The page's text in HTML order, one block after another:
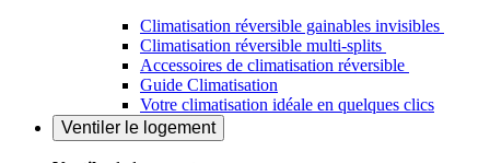
Climatisation réversible gainables invisibles
Climatisation réversible multi-splits
Accessoires de climatisation réversible
Guide Climatisation
Votre climatisation idéale en quelques clics
Ventiler le logement